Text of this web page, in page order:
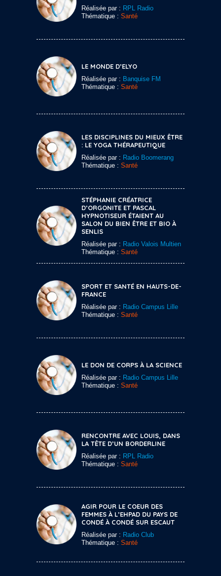
Réalisée par : RPL Radio
Thématique : Santé
LE MONDE D’ELYO
Réalisée par : Banquise FM
Thématique : Santé
LES DISCIPLINES DU MIEUX ÊTRE
: LE YOGA THÉRAPEUTIQUE
Réalisée par : Radio Boomerang
Thématique : Santé
STÉPHANIE CRÉATRICE
D’ORGONITE ET PASCAL
HYPNOTISEUR ÉTAIENT AU
SALON DU BIEN ÊTRE ET BIO À
SENLIS
Réalisée par : Radio Valois Multien
Thématique : Santé
SPORT ET SANTÉ EN HAUTS-DE-
FRANCE
Réalisée par : Radio Campus Lille
Thématique : Santé
LE DON DE CORPS À LA SCIENCE
Réalisée par : Radio Campus Lille
Thématique : Santé
RENCONTRE AVEC LOUIS, DANS
LA TÊTE D’UN BORDERLINE
Réalisée par : RPL Radio
Thématique : Santé
AGIR POUR LE COEUR DES
FEMMES À L’EHPAD DU PAYS DE
CONDÉ À CONDÉ SUR ESCAUT
Réalisée par : Radio Club
Thématique : Santé